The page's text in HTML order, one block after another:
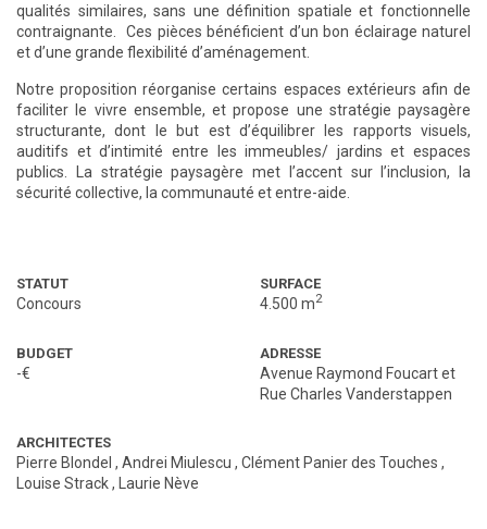
qualités similaires, sans une définition spatiale et fonctionnelle
contraignante. Ces pièces bénéficient d’un bon éclairage naturel
et d’une grande flexibilité d’aménagement.
Notre proposition réorganise certains espaces extérieurs afin de
faciliter le vivre ensemble, et propose une stratégie paysagère
structurante, dont le but est d’équilibrer les rapports visuels,
auditifs et d’intimité entre les immeubles/ jardins et espaces
publics. La stratégie paysagère met l’accent sur l’inclusion, la
sécurité collective, la communauté et entre-aide.
STATUT
Concours
SURFACE
4.500 m2
BUDGET
-€
ADRESSE
Avenue Raymond Foucart et
Rue Charles Vanderstappen
ARCHITECTES
Pierre Blondel , Andrei Miulescu , Clément Panier des Touches ,
Louise Strack, Laurie Nève